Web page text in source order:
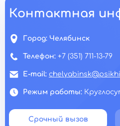
Контактная
Город: Челябинск
Телефон: +7 (351) 711-13-79
E-mail:
Режим работы:
Срочный вызов